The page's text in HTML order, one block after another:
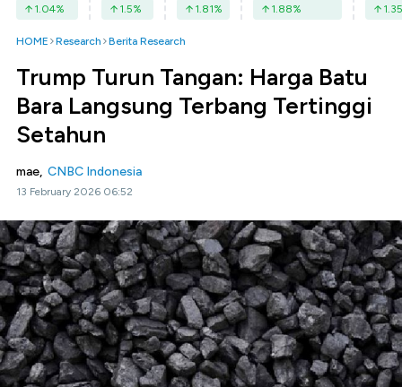
1.04% 1.5% 1.81% 1.88% 1.35
HOME Research Berita Research
Trump Turun Tangan: Harga Batu
Bara Langsung Terbang Tertinggi
Setahun
mae, CNBC Indonesia
13 February 2026 06:52